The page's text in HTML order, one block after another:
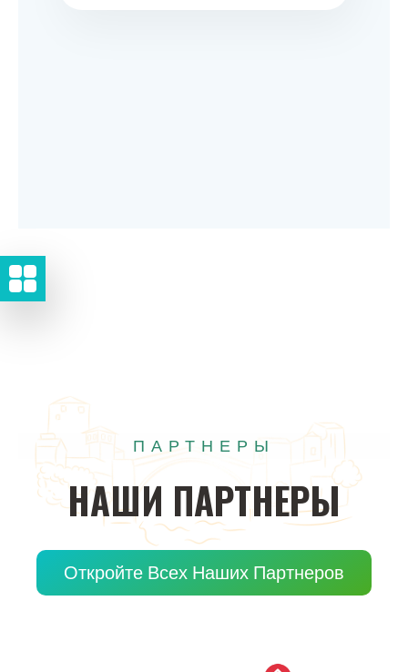
ПАРТНЕРЫ
НАШИ ПАРТНЕРЫ
Откройте Всех Наших Партнеров